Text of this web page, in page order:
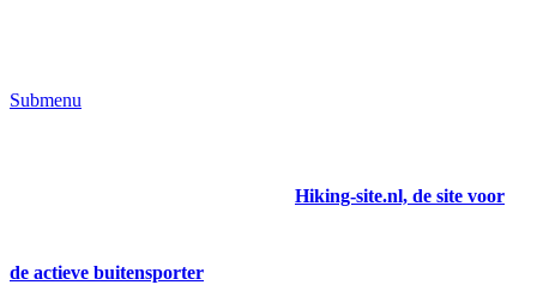
Submenu
Hiking-site.nl, de site voor
de actieve buitensporter